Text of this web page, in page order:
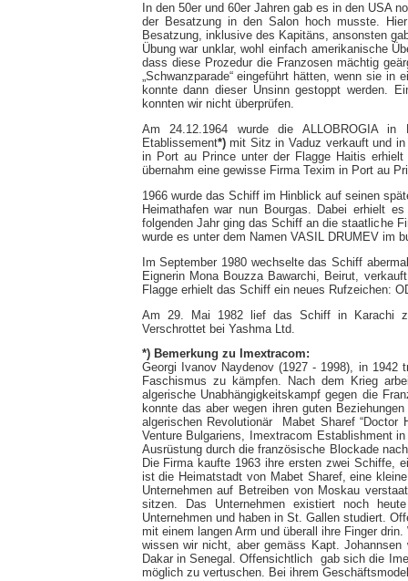
In den 50er und 60er Jahren gab es in den USA
der Besatzung in den Salon hoch musste.
Besatzung, inklusive des Kapitäns, ansonsten
Übung war unklar, wohl einfach amerikanische
dass diese Prozedur die Franzosen mächtig
„Schwanzparade“ eingeführt hätten, wenn sie
konnte dann dieser Unsinn gestoppt werden.
konnten wir nicht überprüfen.
Am 24.12.1964 wurde die ALLOBROGIA in
Etablissement*)mit Sitz in Vaduz verkauft und in
in Port au Prince unter der Flagge Haitis
übernahm eine gewisse Firma Texim in Port au
1966 wurde das Schiff im Hinblick auf seinen
Heimathafen war nun Bourgas. Dabei erhielt
folgenden Jahr ging das Schiff an die staatliche
wurde es unter dem Namen VASIL DRUMEV im
Im September 1980 wechselte das Schiff
Eignerin Mona Bouzza Bawarchi, Beirut,
Flagge erhielt das Schiff ein neues Rufzeichen:
Am 29. Mai 1982 lief das Schiff in Karachi
Verschrottet bei Yashma Ltd.
*) Bemerkung zu Imextracom:
Georgi Ivanov Naydenov (1927 - 1998), in 1942
Faschismus zu kämpfen. Nach dem Krieg
algerische Unabhängigkeitskampf gegen die
konnte das aber wegen ihren guten
algerischen Revolutionär Mabet Sharef “Doctor
Venture Bulgariens, Imextracom Establishment
Ausrüstung durch die französische Blockade
Die Firma kaufte 1963 ihre ersten zwei Schiffe,
ist die Heimatstadt von Mabet Sharef, eine
Unternehmen auf Betreiben von Moskau
sitzen. Das Unternehmen existiert noch
Unternehmen und haben in St. Gallen studiert.
mit einem langen Arm und überall ihre Finger
wissen wir nicht, aber gemäss Kapt.
Dakar in Senegal. Offensichtlich gab sich die
möglich zu vertuschen. Bei ihrem